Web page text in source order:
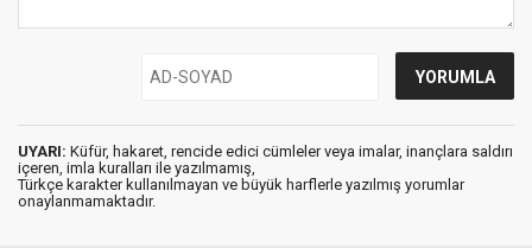
UYARI: Küfür, hakaret, rencide edici cümleler veya imalar, inançlara saldırı
içeren, imla kuralları ile yazılmamış,
Türkçe karakter kullanılmayan ve büyük harflerle yazılmış yorumlar
onaylanmamaktadır.